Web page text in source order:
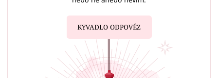
KYVADLO ODPOVĚZ